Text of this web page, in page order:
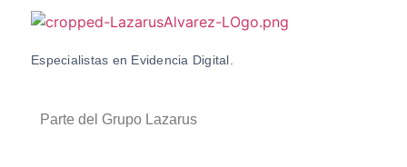
Especialistas en Evidencia Digital.
Parte del Grupo Lazarus